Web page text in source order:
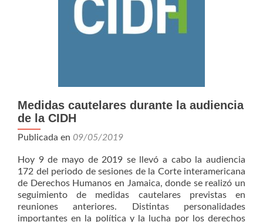
lento
del
continente
Medidas cautelares durante la audiencia
de la CIDH
Publicada en 09/05/2019
Hoy 9 de mayo de 2019 se llevó a cabo la audiencia
172 del periodo de sesiones de la Corte interamericana
de Derechos Humanos en Jamaica, donde se realizó un
seguimiento de medidas cautelares previstas en
reuniones anteriores. Distintas personalidades
importantes en la política y la lucha por los derechos